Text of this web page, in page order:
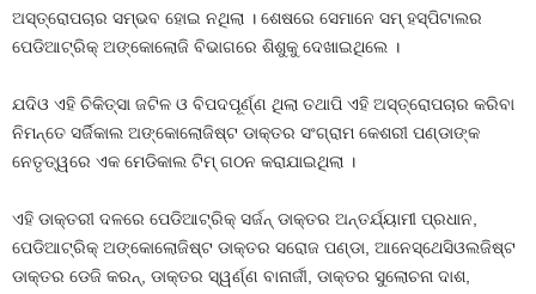
ଅସ୍ତ୍ରୋପଚାର ସମ୍ଭବ ହୋଇ ନଥିଲା । ଶେଷରେ ସେମାନେ ସମ୍ ହସ୍ପିଟାଲର
ପେଡିଆଟ୍ରିକ୍ ଅଙ୍କୋଲୋଜି ବିଭାଗରେ ଶିଶୁକୁ ଦେଖାଇଥିଲେ ।
ଯଦିଓ ଏହି ଚିକିତ୍ସା ଜଟିଳ ଓ ବିପଦପୂର୍ଣ୍ଣ ଥିଲା ତଥାପି ଏହି ଅସ୍ତ୍ରୋପଚାର କରିବା
ନିମନ୍ତେ ସର୍ଜିକାଲ ଅଙ୍କୋଲୋଜିଷ୍ଟ ଡାକ୍ତର ସଂଗ୍ରାମ କେଶରୀ ପଣ୍ଡାଙ୍କ
ନେତୃତ୍ୱରେ ଏକ ମେଡିକାଲ ଟିମ୍ ଗଠନ କରାଯାଇଥିଲା ।
ଏହି ଡାକ୍ତରୀ ଦଳରେ ପେଡିଆଟ୍ରିକ୍ ସର୍ଜନ୍ ଡାକ୍ତର ଅନ୍ତର୍ଯ୍ୟାମୀ ପ୍ରଧାନ,
ପେଡିଆଟ୍ରିକ୍ ଅଙ୍କୋଲୋଜିଷ୍ଟ ଡାକ୍ତର ସରୋଜ ପଣ୍ଡା, ଆନେସ୍‌ଥେସିଓଲଜିଷ୍ଟ
ଡାକ୍ତର ଡେଜି କରନ୍‌, ଡାକ୍ତର ସ୍ୱର୍ଣ୍ଣ ବାନାର୍ଜୀ, ଡାକ୍ତର ସୁଲୋଚନା ଦାଶ,